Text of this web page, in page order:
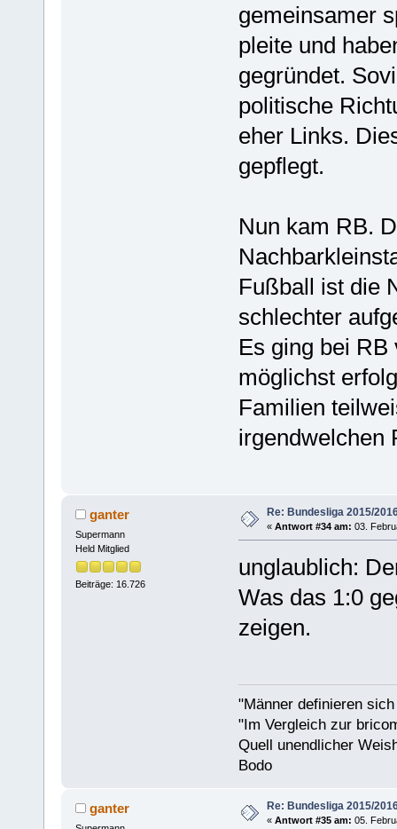
gemeinsamer
pleite und
gegründet.
politische
eher Links.
gepflegt.
Nun kam RB.
Fußball ist die
schlechter
Es ging bei RB
möglichst
Familien
irgendwelchen
ganter
Supermann
Held Mitglied
Beiträge: 16.726
Re: Bundesliga 2015/
« Antwort #34 am: 03.
unglaublich:
Was das 1:0
zeigen.
"Männer definieren
"Im Vergleich zur
Quell unendlicher
Bodo
ganter Re: Bundesliga 2015/
« Antwort #35 am: 05.